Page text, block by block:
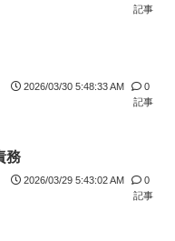
記事
2026/03/30 5:48:33 AM
0
記事
務
2026/03/29 5:43:02 AM
0
記事